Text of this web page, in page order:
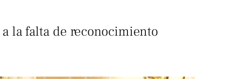
la falta de reconocimiento